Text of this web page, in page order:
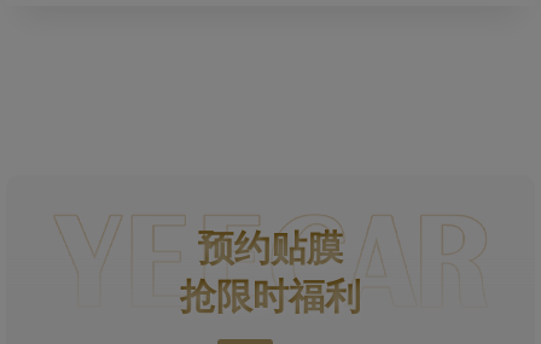
预约贴膜
抢限时福利